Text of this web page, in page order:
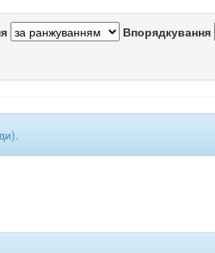
Впорядкування